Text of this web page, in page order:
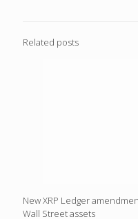
Related posts
New XRP Ledger
Wall Street assets